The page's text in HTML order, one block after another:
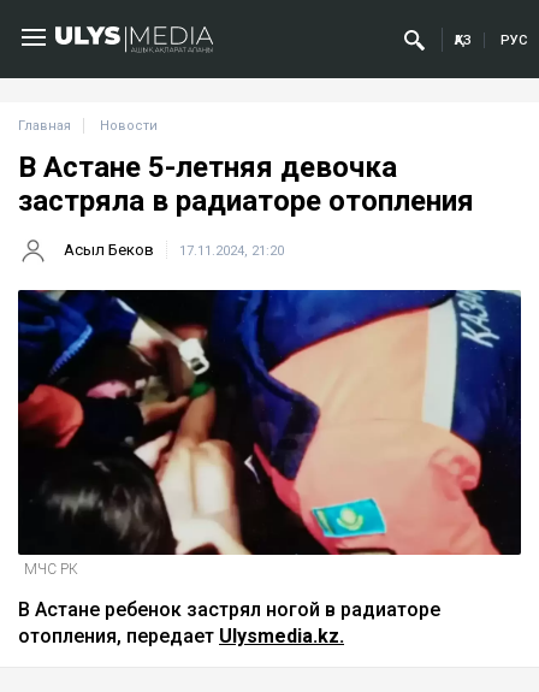
ҚАЗ РУС
Главная Новости
В Астане 5-летняя девочка
застряла в радиаторе отопления
Асыл Беков 17.11.2024, 21:20
МЧС РК
В Астане ребенок застрял ногой в радиаторе
отопления, передает Ulysmedia.kz.